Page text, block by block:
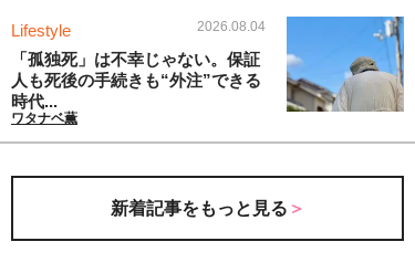
Lifestyle 2026.08.04
「孤独死」は不幸じゃない。保証
人も死後の手続きも“外注”できる
時代...
ワタナベ薫
新着記事をもっと見る